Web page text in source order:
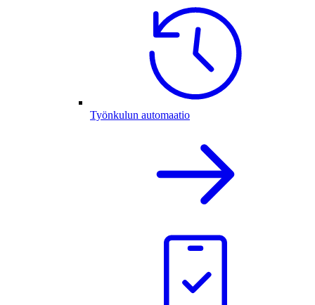
Työnkulun automaatio